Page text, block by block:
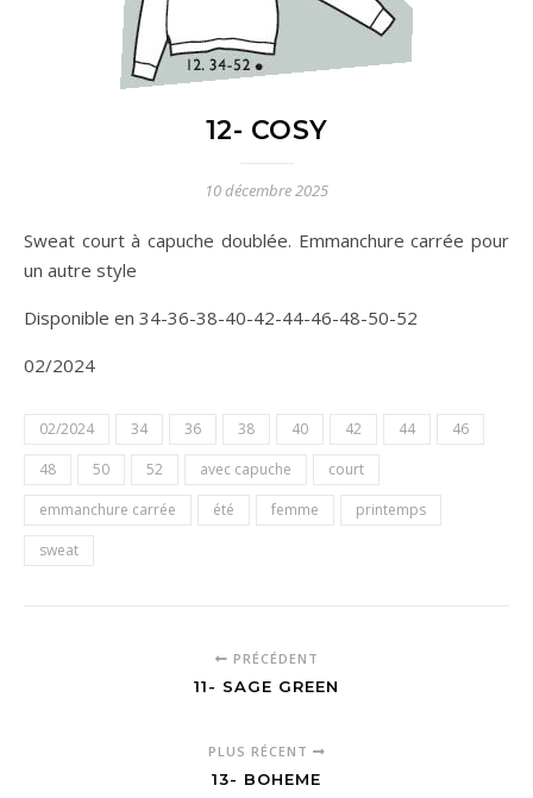
12- COSY
10 décembre 2025
Sweat court à capuche doublée. Emmanchure carrée pour
un autre style
Disponible en 34-36-38-40-42-44-46-48-50-52
02/2024
02/2024 34 36 38 40 42 44
46
48
50 52 avec capuche
court
emmanchure carrée
été femme
printemps
sweat
PRÉCÉDENT
11- SAGE GREEN
PLUS RÉCENT
13- BOHEME